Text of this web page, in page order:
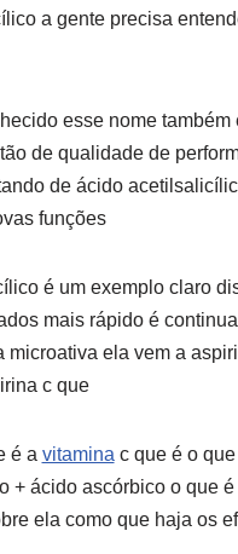
a gente precisa
esse nome
de qualidade de
de ácido
funções
é um exemplo claro
mais rápido é
ela vem a
c que
é a vitamina c que é o
+ ácido ascórbico o que é
ela como que haja os